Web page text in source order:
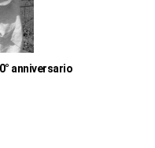
anniversario